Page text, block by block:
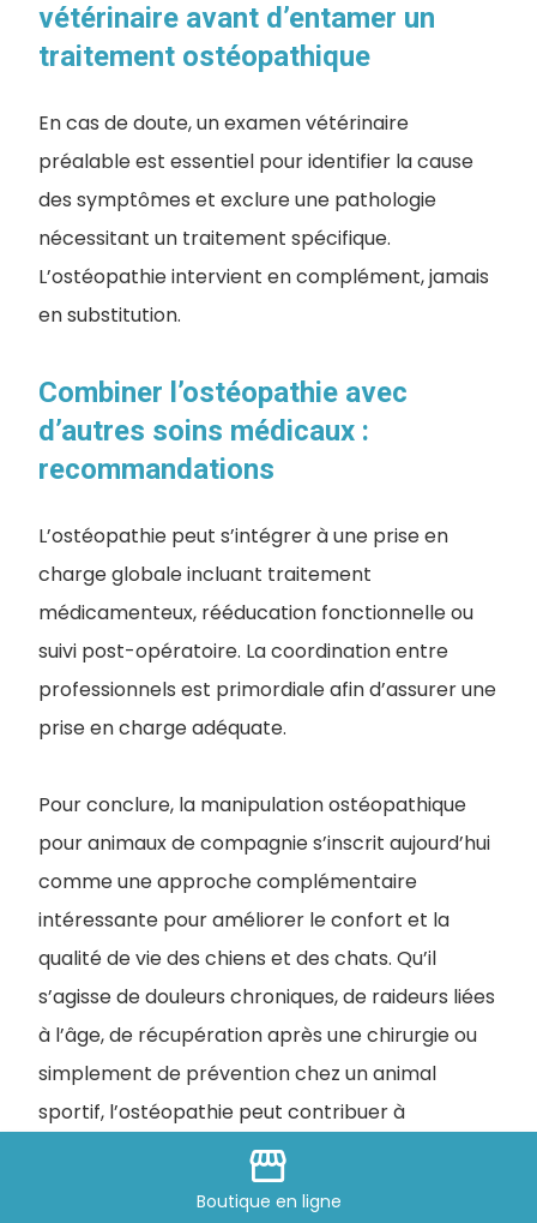
vétérinaire avant d’entamer un
traitement ostéopathique
En cas de doute, un examen vétérinaire
préalable est essentiel pour identifier la cause
des symptômes et exclure une pathologie
nécessitant un traitement spécifique.
L’ostéopathie intervient en complément, jamais
en substitution.
Combiner l’ostéopathie avec
d’autres soins médicaux :
recommandations
L’ostéopathie peut s’intégrer à une prise en
charge globale incluant traitement
médicamenteux, rééducation fonctionnelle ou
suivi post-opératoire. La coordination entre
professionnels est primordiale afin d’assurer une
prise en charge adéquate.
Pour conclure, la manipulation ostéopathique
pour animaux de compagnie s’inscrit aujourd’hui
comme une approche complémentaire
intéressante pour améliorer le confort et la
qualité de vie des chiens et des chats. Qu’il
s’agisse de douleurs chroniques, de raideurs liées
à l’âge, de récupération après une chirurgie ou
simplement de prévention chez un animal
sportif, l’ostéopathie peut contribuer à
restaurer une meilleure mobilité et à limiter les
compensations mécaniques.
storefront
Boutique en ligne